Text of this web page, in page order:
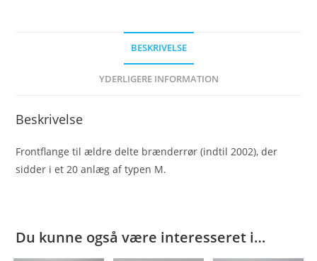
BESKRIVELSE
YDERLIGERE INFORMATION
Beskrivelse
Frontflange til ældre delte brænderrør (indtil 2002), der
sidder i et 20 anlæg af typen M.
Du kunne også være interesseret i…